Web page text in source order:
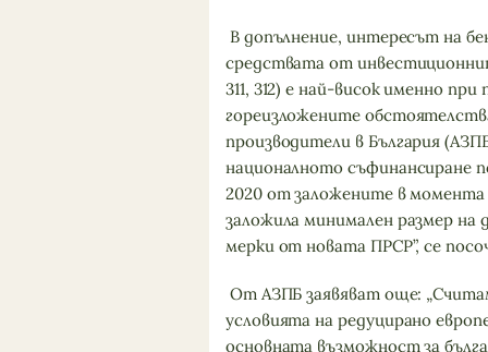
В допълнение, интересът на
средствата от
311, 312) е най-висок именно
гореизложените
производители в България
националното съфинансиране
2020 от заложените в
заложила минимален размер на
мерки от новата ПРСР”, се
От АЗПБ заявяват още:
условията на редуцирано
основната възможност за